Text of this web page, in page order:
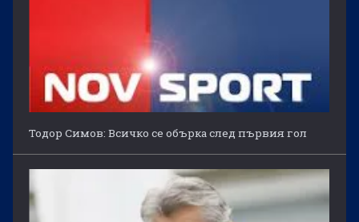
Тодор Симов: Всичко се обърка след първия гол